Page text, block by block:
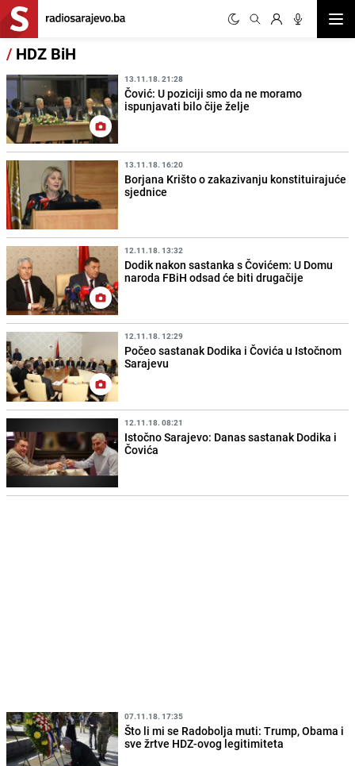
/ HDZ BiH
13.11.18. 21:28
Čović: U poziciji smo da ne moramo
ispunjavati bilo čije želje
13.11.18. 16:20
Borjana Krišto o zakazivanju konstituirajuće
sjednice
12.11.18. 13:32
Dodik nakon sastanka s Čovićem: U Domu
naroda FBiH odsad će biti drugačije
12.11.18. 12:29
Počeo sastanak Dodika i Čovića u Istočnom
Sarajevu
12.11.18. 08:21
Istočno Sarajevo: Danas sastanak Dodika i
Čovića
07.11.18. 17:35
Što li mi se Radobolja muti: Trump, Obama i
sve žrtve HDZ-ovog legitimiteta